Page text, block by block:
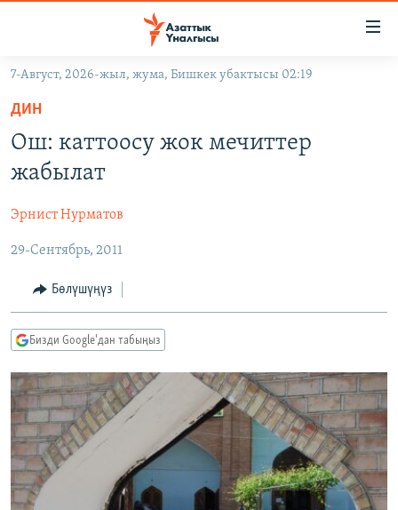
Навигацияга
өтүңүз
Издөөгө
салыңызКЫРГЫЗСТАН
ЭКОНОМИКА
МАДАНИЯТ
ДҮЙНӨ
БОРБОР АЗИЯ
АТАЙЫН ИЛИКТӨӨ
ТВ ПРОГРАММАЛАР
БҮГҮН АЗАТТЫКТА
БИЗ ЖАНА ДҮЙНӨ
ДАНИСТЕ
ЭЖЕ-СИҢДИЛЕР
АЗАТТЫК+
ЫҢГАЙСЫЗ СУРООЛОР
ПОДКАСТ
ӨЗГӨЧӨ ПИКИР
ОНЛАЙН ШЕРИНЕ
7-Август, 2026-жыл, жума, Бишкек убактысы 02:19
ДИН
Ош: каттоосу жок мечиттер
жабылат
Эрнист Нурматов
29-Сентябрь, 2011
Бөлүшүңүз
Бизди Google'дан табыңыз